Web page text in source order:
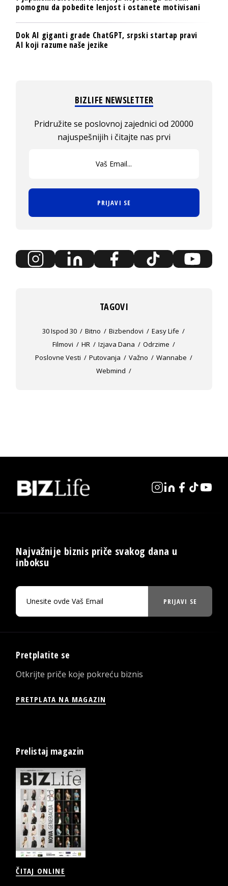
pomognu da pobedite lenjost i ostanete motivisani
Dok AI giganti grade ChatGPT, srpski startap pravi
AI koji razume naše jezike
BIZLIFE NEWSLETTER
Pridružite se poslovnoj zajednici od 20000
najuspešnijih i čitajte nas prvi
PRIJAVI SE
TAGOVI
30 Ispod 30 Bitno Bizbendovi
Easy Life
Filmovi
HR Izjava Dana
Odrzime
Poslovne Vesti
Putovanja Važno
Wannabe
Webmind
Najvažnije biznis priče svakog dana u
inboksu
PRIJAVI SE
Pretplatite se
Otkrijte priče koje pokreću biznis
PRETPLATA NA MAGAZIN
Prelistaj magazin
ČITAJ ONLINE